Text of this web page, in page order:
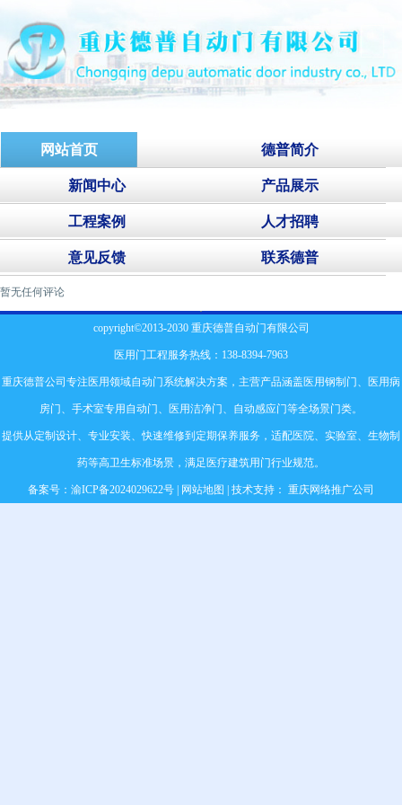
网站首页 德普简介
新闻中心 产品展示
工程案例 人才招聘
意见反馈 联系德普
暂无任何评论
copyright©2013-2030 重庆德普自动门有限公司
医用门工程服务热线：138-8394-7963
重庆德普公司专注医用领域自动门系统解决方案，主营产品涵盖 医用钢制门、 医用病
房门、 手术室专用自动门、 医用洁净门、自动感应门等全场景门类。
提供从定制设计、专业安装、快速维修到定期保养服务，适配医院、实验室、生物制
药等高卫生标准场景，满足医疗建筑用门行业规范。
备案号： 渝ICP备2024029622号 网站地图 | 技术支持： 重庆网络推广公司